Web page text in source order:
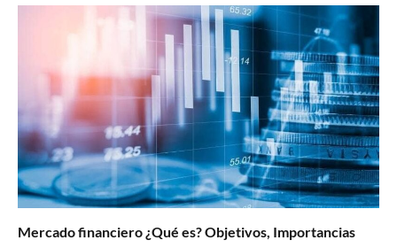
Mercado financiero ¿Qué es? Objetivos, Importancias